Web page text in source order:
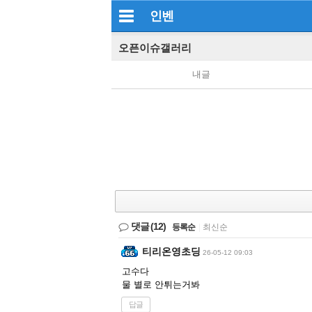
인벤
오픈이슈갤러리
내글
댓글(12) 등록순 최신순
티리온영초딩 26-05-12 09:03
고수다
물 별로 안튀는거봐
답글